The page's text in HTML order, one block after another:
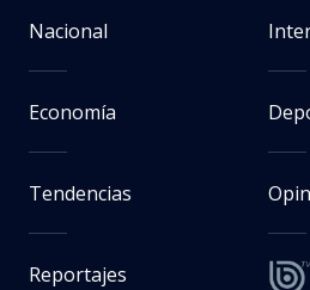
Nacional
Economía
Tendencias
Reportajes